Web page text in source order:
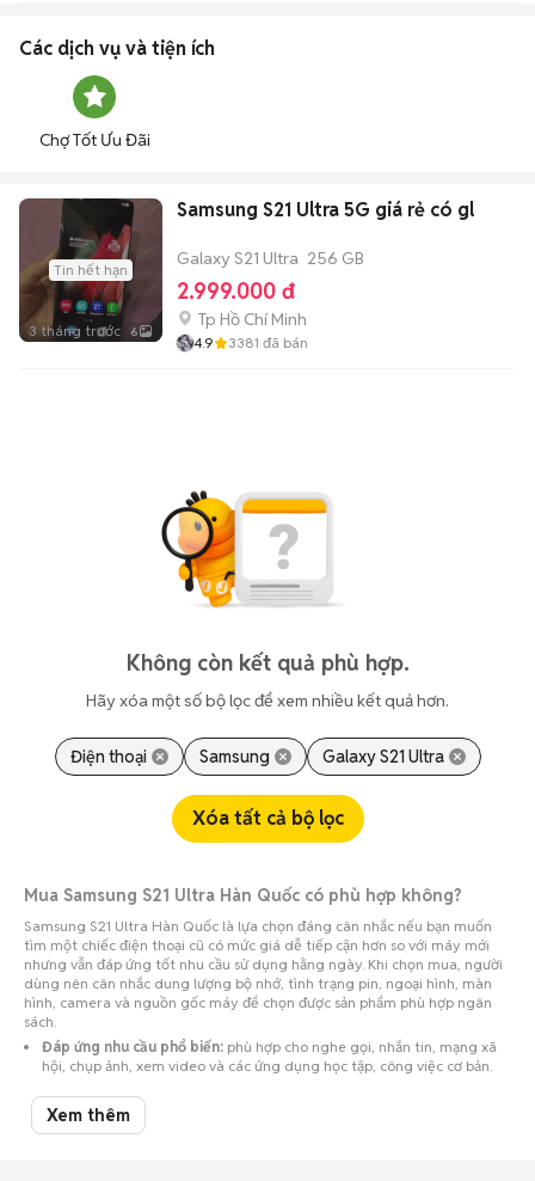
Các dịch vụ và tiện ích
Chợ Tốt Ưu Đãi
Tin hết hạn
3 tháng trước 6
Samsung S21 Ultra 5G giá rẻ có gl
Galaxy S21 Ultra 256 GB
2.999.000 đ
Tp Hồ Chí Minh
4.9 3381 đã bán
Không còn kết quả phù hợp.
Hãy xóa một số bộ lọc để xem nhiều kết quả hơn.
Điện thoại Samsung Galaxy S21 Ultra
Xóa tất cả bộ lọc
Mua Samsung S21 Ultra Hàn Quốc có phù hợp không?
Samsung S21 Ultra Hàn Quốc là lựa chọn đáng cân nhắc nếu bạn muốn
tìm một chiếc điện thoại cũ có mức giá dễ tiếp cận hơn so với máy mới
nhưng vẫn đáp ứng tốt nhu cầu sử dụng hằng ngày. Khi chọn mua, người
dùng nên cân nhắc dung lượng bộ nhớ, tình trạng pin, ngoại hình, màn
hình, camera và nguồn gốc máy để chọn được sản phẩm phù hợp ngân
sách.
Đáp ứng nhu cầu phổ biến: phù hợp cho nghe gọi, nhắn tin, mạng xã
hội, chụp ảnh, xem video và các ứng dụng học tập, công việc cơ bản.
Dễ chọn theo ngân sách:
tình trạng, dung lượng, màu sắc, bảo hành và phụ kiện đi kèm.
Xem thêm